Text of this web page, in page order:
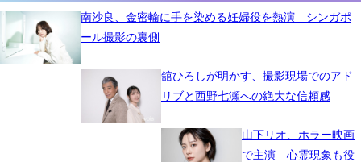
南沙良、金密輸に手を染める妊婦役を熱演 シンガポ
ール撮影の裏側
舘ひろしが明かす、撮影現場でのアド
リブと西野七瀬への絶大な信頼感
山下リオ、ホラー映画
で主演 心霊現象も役